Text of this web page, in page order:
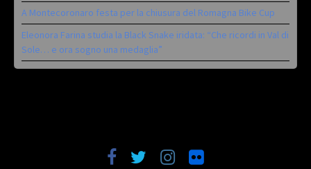
A Montecoronaro festa per la chiusura del Romagna Bike Cup
Eleonora Farina studia la Black Snake iridata: “Che ricordi in Val di
Sole… e ora sogno una medaglia”